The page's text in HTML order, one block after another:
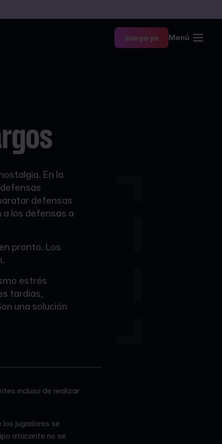
Juega ya Menú
En la
defensas
los defensas a
pronto. Los
estrés
tardías,
una solución
incluso de realizar
los jugadores se
atacante no se